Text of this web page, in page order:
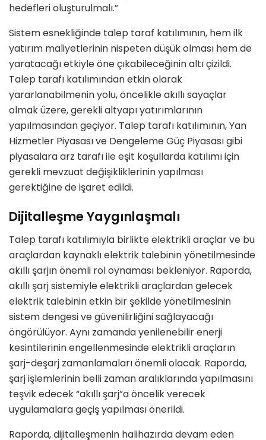
hedefleri oluşturulmalı.”
Sistem esnekliğinde talep taraf katılımının, hem ilk
yatırım maliyetlerinin nispeten düşük olması hem de
yaratacağı etkiyle öne çıkabileceğinin altı çizildi.
Talep tarafı katılımından etkin olarak
yararlanabilmenin yolu, öncelikle akıllı sayaçlar
olmak üzere, gerekli altyapı yatırımlarının
yapılmasından geçiyor. Talep tarafı katılımının, Yan
Hizmetler Piyasası ve Dengeleme Güç Piyasası gibi
piyasalara arz tarafı ile eşit koşullarda katılımı için
gerekli mevzuat değişikliklerinin yapılması
gerektiğine de işaret edildi.
Dijitalleşme Yaygınlaşmalı
Talep tarafı katılımıyla birlikte elektrikli araçlar ve bu
araçlardan kaynaklı elektrik talebinin yönetilmesinde
akıllı şarjın önemli rol oynaması bekleniyor. Raporda,
akıllı şarj sistemiyle elektrikli araçlardan gelecek
elektrik talebinin etkin bir şekilde yönetilmesinin
sistem dengesi ve güvenilirliğini sağlayacağı
öngörülüyor. Aynı zamanda yenilenebilir enerji
kesintilerinin engellenmesinde elektrikli araçların
şarj-deşarj zamanlamaları önemli olacak. Raporda,
şarj işlemlerinin belli zaman aralıklarında yapılmasını
teşvik edecek “akıllı şarj”a öncelik verecek
uygulamalara geçiş yapılması önerildi.
Raporda, dijitalleşmenin halihazırda devam eden